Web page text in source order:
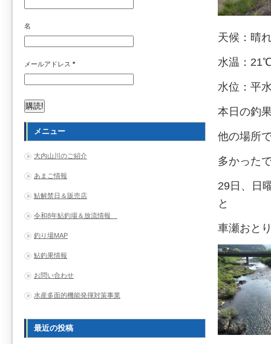
天候：晴
水温：
水位：平
本日の釣
他の場所
多かった
29日、日
と
車瀬おと
名
メールアドレス *
メニュー
大内山川のご紹介
あまご情報
鮎解禁日＆販売店
令和8年鮎釣場＆放流情報
釣り場MAP
鮎釣果情報
お問い合わせ
水産多面的機能発揮対策事業
最近の投稿